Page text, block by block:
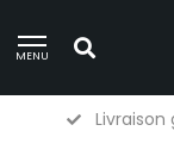
MENU